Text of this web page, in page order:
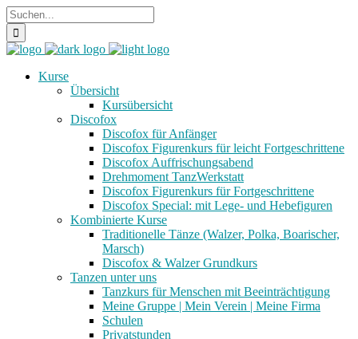
Kurse
Übersicht
Kursübersicht
Discofox
Discofox für Anfänger
Discofox Figurenkurs für leicht Fortgeschrittene
Discofox Auffrischungsabend
Drehmoment TanzWerkstatt
Discofox Figurenkurs für Fortgeschrittene
Discofox Special: mit Lege- und Hebefiguren
Kombinierte Kurse
Traditionelle Tänze (Walzer, Polka, Boarischer,
Marsch)
Discofox & Walzer Grundkurs
Tanzen unter uns
Tanzkurs für Menschen mit Beeinträchtigung
Meine Gruppe | Mein Verein | Meine Firma
Schulen
Privatstunden